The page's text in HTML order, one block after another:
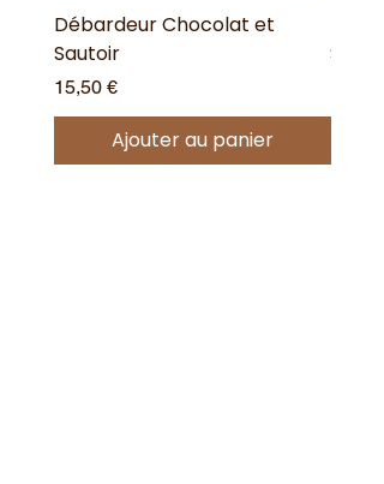
Débardeur Chocolat et
Sautoir
Prix
15,50 €
Ajouter au panier
Sautoir